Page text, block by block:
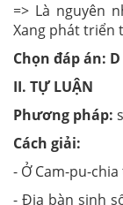
=> Là nguyên
Xang phát triển
Chọn đáp án: D
II. TỰ LUẬN
Phương pháp:
Cách giải:
- Ở Cam-pu-
- Địa bàn sinh